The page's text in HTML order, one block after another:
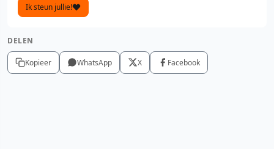
Ik steun jullie!
DELEN
Kopieer WhatsApp X Facebook